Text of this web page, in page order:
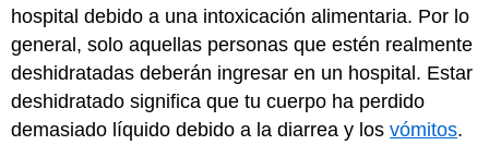
hospital debido a una intoxicación alimentaria. Por lo
general, solo aquellas personas que estén realmente
deshidratadas deberán ingresar en un hospital. Estar
deshidratado significa que tu cuerpo ha perdido
demasiado líquido debido a la diarrea y los vómitos.